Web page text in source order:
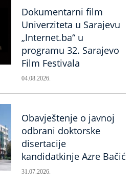
Dokumentarni film
Univerziteta u Sarajevu
„Internet.ba“ u
programu 32. Sarajevo
Film Festivala
04.08.2026.
Obavještenje o javnoj
odbrani doktorske
disertacije
kandidatkinje Azre Bačić
31.07.2026.